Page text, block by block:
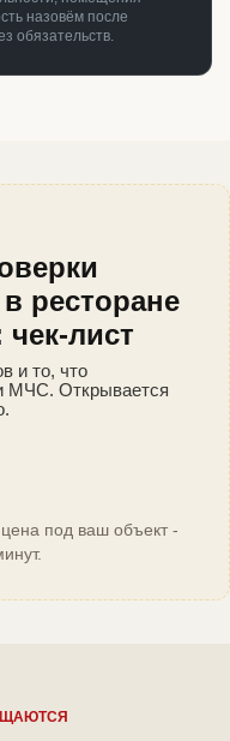
назовём после
обязательств.
ресторане
лист
и то, что
МЧС. Открывается
под ваш объект -